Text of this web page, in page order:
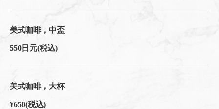
美式咖啡，中盃
550日元(税込)
美式咖啡，大杯
¥650(税込)